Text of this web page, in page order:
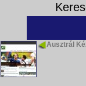
Ausztrál